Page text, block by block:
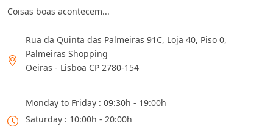
Coisas boas acontecem...
Rua da Quinta das Palmeiras 91C, Loja 40, Piso 0,
Palmeiras Shopping
Oeiras - Lisboa CP 2780-154
Monday to Friday : 09:30h - 19:00h
Saturday : 10:00h - 20:00h